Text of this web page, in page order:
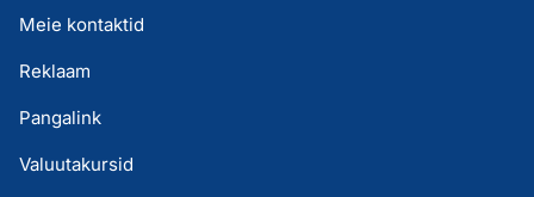
Meie kontaktid
Reklaam
Pangalink
Valuutakursid